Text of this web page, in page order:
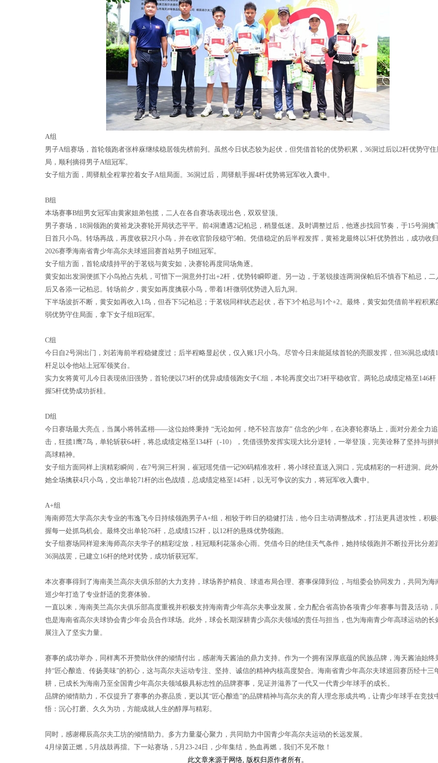
A组
男子A组赛场，首轮领跑者张梓庥继续稳居领先榜前列。虽然今日状态较为起伏，但凭借首轮的优势积累，36洞过后以2杆优势守住
局，顺利摘得男子A组冠军。
女子组方面，周驿航全程掌控着女子A组局面。36洞过后，周驿航手握4杆优势将冠军收入囊中。
B组
本场赛事B组男女冠军由黄家姐弟包揽，二人在各自赛场表现出色，双双登顶。
男子赛场，18洞领跑的黄裕龙决赛轮开局状态平平。前4洞遭遇2记柏忌，稍显低迷。及时调整过后，他逐步找回节奏，于15号洞擒
日首只小鸟。转场再战，再度收获2只小鸟，并在收官阶段稳守5帕。凭借稳定的后半程发挥，黄裕龙最终以5杆优势胜出，成功收归
2026赛季海南省青少年高尔夫球巡回赛首站男子B组冠军。
女子组方面，首轮成绩持平的于茗锐与黄安如，决赛轮再度同场角逐。
黄安如出发洞便抓下小鸟抢占先机，可惜下一洞意外打出+2杆，优势转瞬即逝。另一边，于茗锐接连两洞保帕后不慎吞下柏忌，二
后又各添一记柏忌。转场前夕，黄安如再度擒获小鸟，带着1杆微弱优势进入后九洞。
下半场波折不断，黄安如再收入1鸟，但吞下5记柏忌；于茗锐同样状态起伏，吞下3个柏忌与1个+2。最终，黄安如凭借前半程积累
弱优势守住局面，拿下女子组B冠军。
C组
今日自2号洞出门，刘若海前半程稳健度过；后半程略显起伏，仅入账1只小鸟。尽管今日未能延续首轮的亮眼发挥，但36洞总成绩
杆足以令他站上冠军领奖台。
实力女将黄可儿今日表现依旧强势，首轮便以73杆的优异成绩领跑女子C组，本轮再度交出73杆平稳收官。两轮总成绩定格至146杆
握5杆优势成功折桂。
D组
今日赛场最大亮点，当属小将韩孟栩——这位始终秉持 “无论如何，绝不轻言放弃” 信念的少年，在决赛轮赛场上，面对分差全力追
击，狂揽1鹰7鸟，单轮斩获64杆，将总成绩定格至134杆（-10），凭借强势发挥实现大比分逆转，一举登顶，完美诠释了坚持与拼
高球精神。
女子组方面同样上演精彩瞬间，在7号洞三杆洞，崔冠瑶凭借一记90码精准攻杆，将小球径直送入洞口，完成精彩的一杆进洞。此外
她全场擒获4只小鸟，交出单轮71杆的出色战绩，总成绩定格至145杆，以无可争议的实力，将冠军收入囊中。
A+组
海南师范大学高尔夫专业的韦逸飞今日持续领跑男子A+组，相较于昨日的稳健打法，他今日主动调整战术，打法更具进攻性，积
握每一处抓鸟机会。最终交出单轮76杆，总成绩152杆，以12杆的悬殊优势领跑。
女子组赛场同样迎来海师高尔夫学子的精彩绽放，桂冠顺利花落余心雨。凭借今日的绝佳天气条件，她持续领跑并不断拉开比分差
36洞战罢，已建立16杆的绝对优势，成功斩获冠军。
本次赛事得到了海南美兰高尔夫俱乐部的大力支持，球场养护精良、球道布局合理、赛事保障到位，与组委会协同发力，共同为海
巡少年打造了专业舒适的竞赛体验。
一直以来，海南美兰高尔夫俱乐部高度重视并积极支持海南青少年高尔夫事业发展，全力配合省高协各项青少年赛事与普及活动，
也是海南省高尔夫球协会青少年会员合作球场。此外，球会长期深耕青少高尔夫领域的责任与担当，也为海南青少年高球运动的长
展注入了坚实力量。
赛事的成功举办，同样离不开赞助伙伴的倾情付出，感谢海天酱油的鼎力支持。作为一个拥有深厚底蕴的民族品牌，海天酱油始终
持“匠心酿造、传扬美味”的初心，这与高尔夫运动专注、坚持、诚信的精神内核高度契合。海南省青少年高尔夫球巡回赛历经十三
耕，已成长为海南乃至全国青少年高尔夫领域极具标志性的品牌赛事，见证并滋养了一代又一代青少年球手的成长。
品牌的倾情助力，不仅提升了赛事的办赛品质，更以其“匠心酿造”的品牌精神与高尔夫的育人理念形成共鸣，让青少年球手在竞技
悟：沉心打磨、久久为功，方能成就人生的醇厚与精彩。
同时，感谢椰辰高尔夫工坊的倾情助力。多方力量凝心聚力，共同助力中国青少年高尔夫运动的长远发展。
4月绿茵正燃，5月战鼓再擂。下一站赛场，5月23-24日，少年集结，热血再燃，我们不见不散！
此文章来源于网络, 版权归原作者所有。